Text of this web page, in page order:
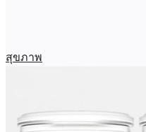
สุขภาพ